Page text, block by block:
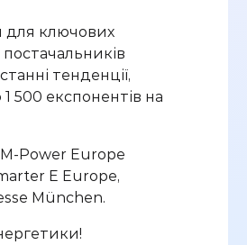
для ключових
тенденції,
500 експонентів на
Power Europe
E Europe,
München.